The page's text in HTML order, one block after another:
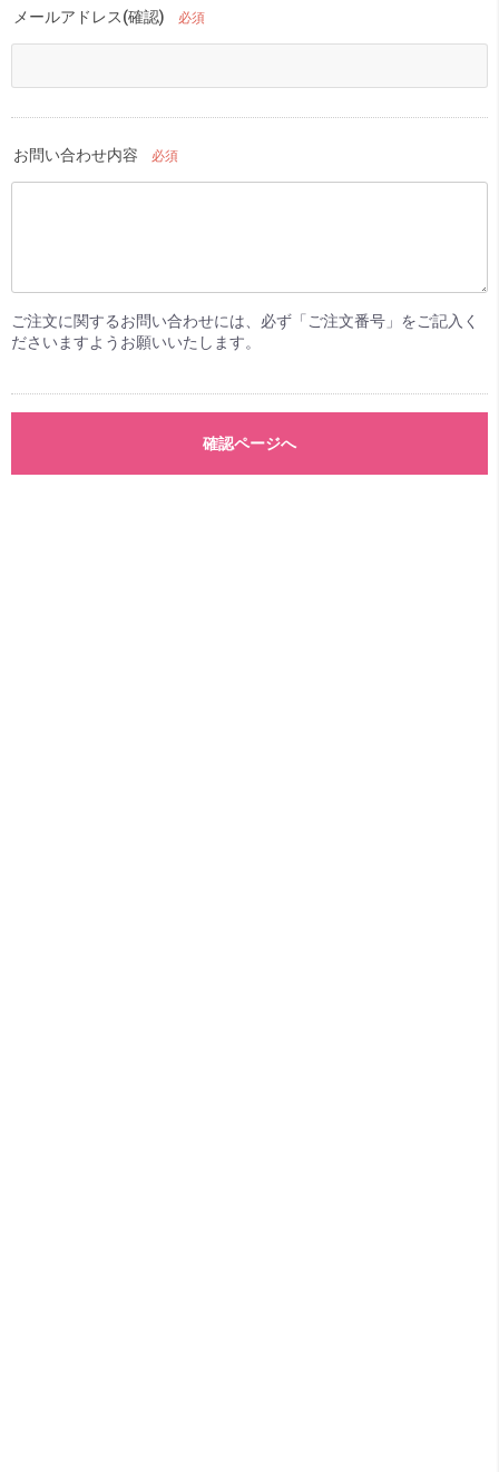
メールアドレス(確認) 必須
お問い合わせ内容 必須
ご注文に関するお問い合わせには、必ず「ご注文番号」をご記入く
ださいますようお願いいたします。
確認ページへ